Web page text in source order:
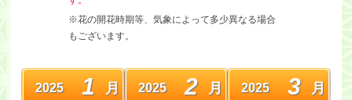
会員一覧
お問い合わせ
※花の開花時期等、気象によって多少異なる場合
もございます。
2025 1 月 2025 2 月 2025 3 月